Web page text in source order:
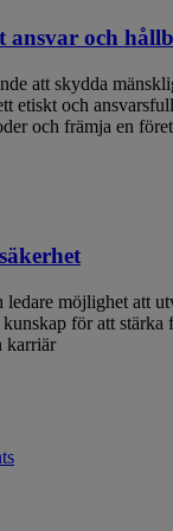
ansvar och
att skydda
etiskt och
och främja en
ledare möjlighet att
för att stärka
karriär